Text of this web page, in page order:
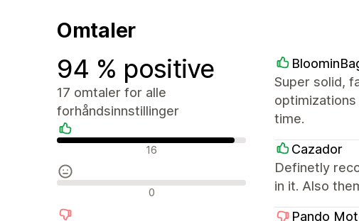
Omtaler
94 % positive
17 omtaler for alle
forhåndsinnstillinger
Positive omtaler 16
Nøytrale omtaler 0
Super solid,
time.
Cazador
Definetly
in it. Also
Pando